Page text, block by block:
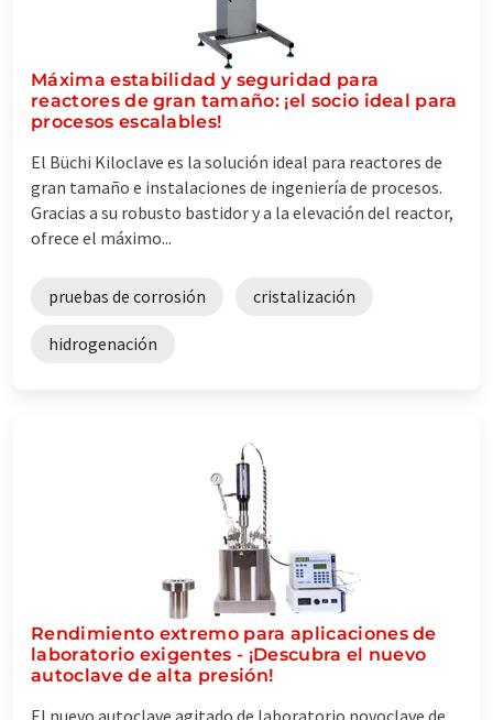
Máxima estabilidad y seguridad para
reactores de gran tamaño: ¡el socio ideal para
procesos escalables!
El Büchi Kiloclave es la solución ideal para reactores de
gran tamaño e instalaciones de ingeniería de procesos.
Gracias a su robusto bastidor y a la elevación del reactor,
ofrece el máximo...
pruebas de corrosión cristalización
hidrogenación
Rendimiento extremo para aplicaciones de
laboratorio exigentes - ¡Descubra el nuevo
autoclave de alta presión!
El nuevo autoclave agitado de laboratorio novoclave de